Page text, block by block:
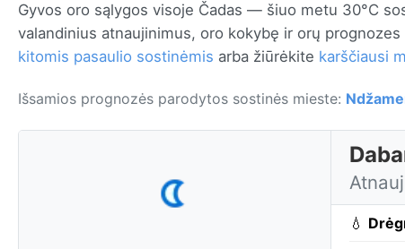
Gyvos oro sąlygos visoje Čadas — šiuo metu 30°C
valandinius atnaujinimus, oro kokybę ir orų
kitomis pasaulio sostinėmis arba žiūrėkite karščiausi
Išsamios prognozės parodytos sostinės mieste:
💧